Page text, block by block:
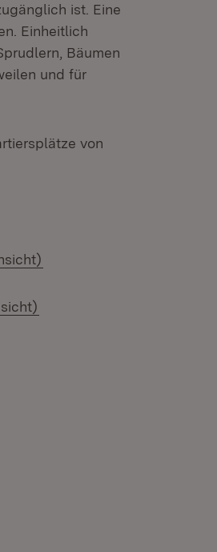
ist. Eine
Einheitlich
Bäumen
und für
von